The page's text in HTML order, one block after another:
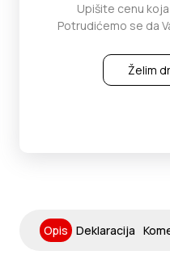
Upišite cenu
Potrudićemo se da
Želim
Opis Deklaracija